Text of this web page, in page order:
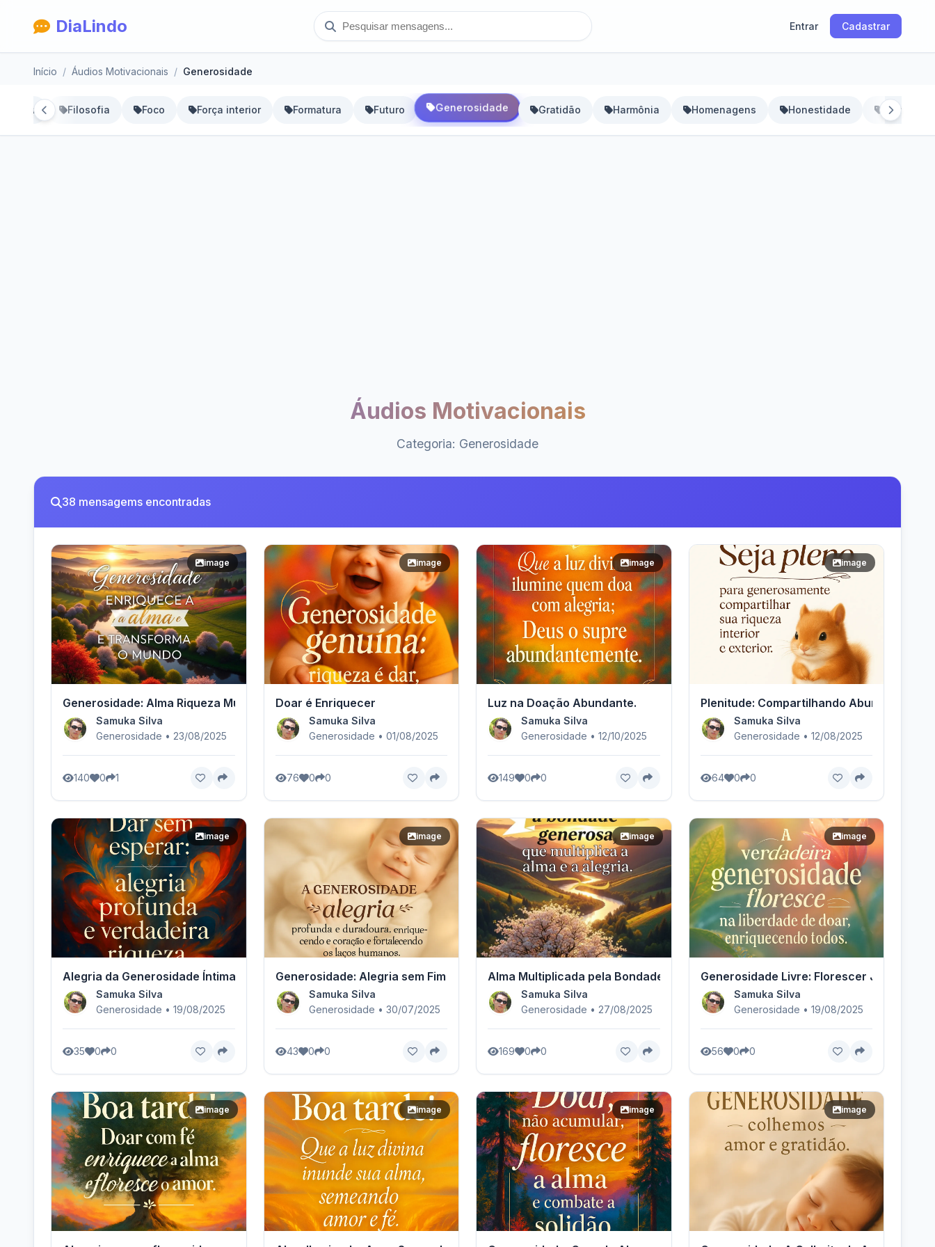
DiaLindo Entrar Cadastrar
Início Áudios Motivacionais Generosidade
Junina Filosofia Foco Força interior Formatura Futuro Generosidade Gratidão Harmônia Homenagens Honestidade Humildade
Áudios Motivacionais
Categoria: Generosidade
38 mensagems encontradas
image
Generosidade: Alma Riqueza Mundial
Samuka Silva
Generosidade • 23/08/2025
140 0 1
image
Doar é Enriquecer
Samuka Silva
Generosidade • 01/08/2025
76 0 0
image
Luz na Doação Abundante.
Samuka Silva
Generosidade • 12/10/2025
149 0 0
image
Plenitude: Compartilhando Abundância
Samuka Silva
Generosidade • 12/08/2025
64 0 0
image
Alegria da Generosidade Íntima
Samuka Silva
Generosidade • 19/08/2025
35 0 0
image
Generosidade: Alegria sem Fim
Samuka Silva
Generosidade • 30/07/2025
43 0 0
image
Alma Multiplicada pela Bondade
Samuka Silva
Generosidade • 27/08/2025
169 0 0
image
Generosidade Livre: Florescer Juntos
Samuka Silva
Generosidade • 19/08/2025
56 0 0
image image image image